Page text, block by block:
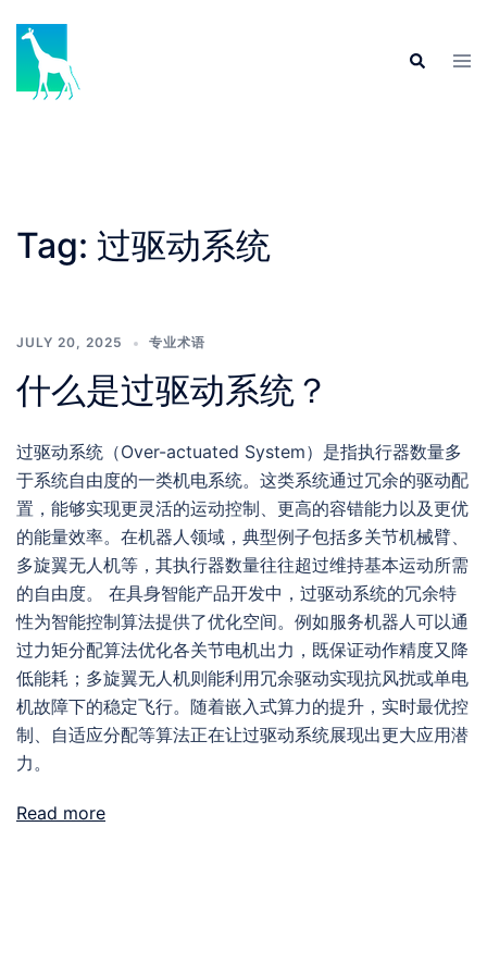
content
Search
Tag: 过驱动系统
JULY 20, 2025 专业术语
什么是过驱动系统？
过驱动系统（Over-actuated System）是指执行器数量多
于系统自由度的一类机电系统。这类系统通过冗余的驱动配
置，能够实现更灵活的运动控制、更高的容错能力以及更优
的能量效率。在机器人领域，典型例子包括多关节机械臂、
多旋翼无人机等，其执行器数量往往超过维持基本运动所需
的自由度。 在具身智能产品开发中，过驱动系统的冗余特
性为智能控制算法提供了优化空间。例如服务机器人可以通
过力矩分配算法优化各关节电机出力，既保证动作精度又降
低能耗；多旋翼无人机则能利用冗余驱动实现抗风扰或单电
机故障下的稳定飞行。随着嵌入式算力的提升，实时最优控
制、自适应分配等算法正在让过驱动系统展现出更大应用潜
力。
Read more